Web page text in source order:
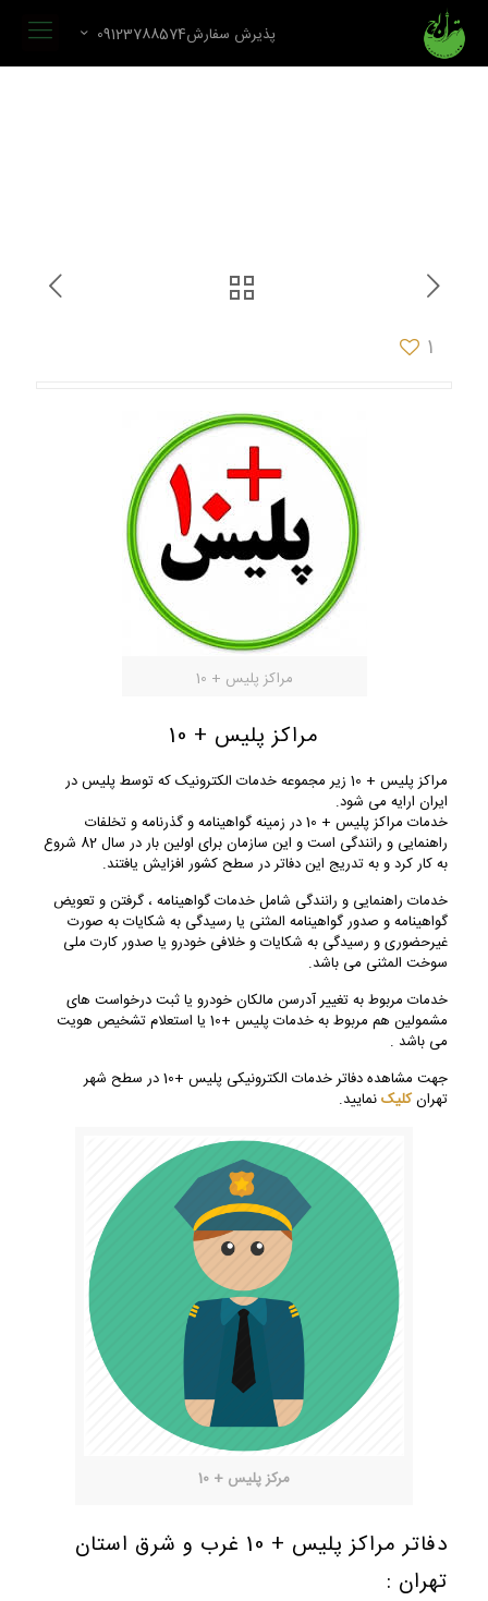
پذیرش سفارش09123788574
1
مراکز پلیس + 10
مراکز پلیس + 10
مراکز پلیس + 10 زیر مجموعه خدمات الکترونیک که توسط پلیس در
ایران ارایه می شود.
خدمات مراکز پلیس + 10 در زمینه گواهینامه و گذرنامه و تخلفات
راهنمایی و رانندگی است و این سازمان برای اولین بار در سال 82 شروع
به کار کرد و به تدریج این دفاتر در سطح کشور افزایش یافتند.
خدمات راهنمایی و رانندگی شامل خدمات گواهینامه ، گرفتن و تعویض
گواهینامه و صدور گواهینامه المثنی یا رسیدگی به شکایات به صورت
غیرحضوری و رسیدگی به شکایات و خلافی خودرو یا صدور کارت ملی
سوخت المثنی می باشد.
خدمات مربوط به تغییر آدرسن مالکان خودرو یا ثبت درخواست های
مشمولین هم مربوط به خدمات پلیس +10 یا استعلام تشخیص هویت
می باشد .
جهت مشاهده دفاتر خدمات الکترونیکی پلیس +10 در سطح شهر
تهرانکلیکنمایید.
مرکز پلیس + 10
دفاتر مراکز پلیس + 10 غرب و شرق استان
تهران :